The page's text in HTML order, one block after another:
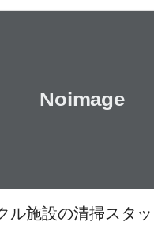
ル施設の清掃スタ